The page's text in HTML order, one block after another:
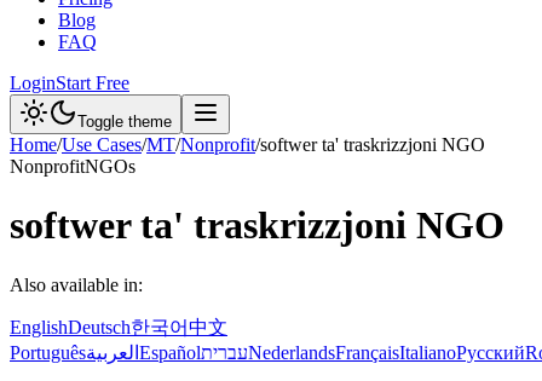
Blog
FAQ
LoginStart Free
Toggle theme
Home/Use Cases/MT/Nonprofit/softwer ta' traskrizzjoni NGO
NonprofitNGOs
softwer ta' traskrizzjoni NGO
Also available in:
EnglishDeutsch한국어中文
Portuguêsالعربية EspañolעבריתNederlandsFrançaisItalianoРусский